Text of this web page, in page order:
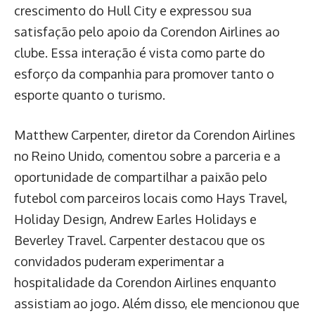
crescimento do Hull City e expressou sua
satisfação pelo apoio da Corendon Airlines ao
clube. Essa interação é vista como parte do
esforço da companhia para promover tanto o
esporte quanto o turismo.
Matthew Carpenter, diretor da Corendon Airlines
no Reino Unido, comentou sobre a parceria e a
oportunidade de compartilhar a paixão pelo
futebol com parceiros locais como Hays Travel,
Holiday Design, Andrew Earles Holidays e
Beverley Travel. Carpenter destacou que os
convidados puderam experimentar a
hospitalidade da Corendon Airlines enquanto
assistiam ao jogo. Além disso, ele mencionou que